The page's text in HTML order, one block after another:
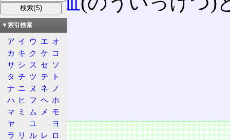
目次
特徴
病態
症状
治療
手術
特徴
▼索引検索
ア イ ウ エ オ
カ キ ク ケ コ
サ シ ス セ ソ
タ チ ツ テ
ト
ナ ニ ヌ ネ
ノ
ハ ヒ フ ヘ ホ
マ ミ ム メ
モ
ヤ
ユ
ヨ
ラ
リ ル レ ロ